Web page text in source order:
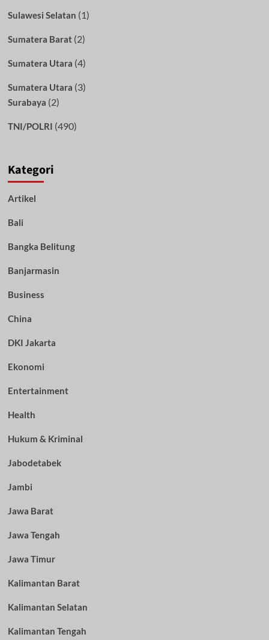
Sulawesi Selatan (1)
Sumatera Barat(2)
Sumatera Utara (4)
Sumatera Utara (3)
Surabaya (2)
TNI/POLRI (490)
Kategori
Artikel
Bali
Bangka Belitung
Banjarmasin
Business
China
DKI Jakarta
Ekonomi
Entertainment
Health
Hukum & Kriminal
Jabodetabek
Jambi
Jawa Barat
Jawa Tengah
Jawa Timur
Kalimantan Barat
Kalimantan Selatan
Kalimantan Tengah